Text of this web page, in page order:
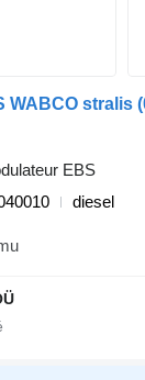
EBS
diesel